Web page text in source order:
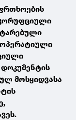
ოპერატიული
მოსყიდვასა